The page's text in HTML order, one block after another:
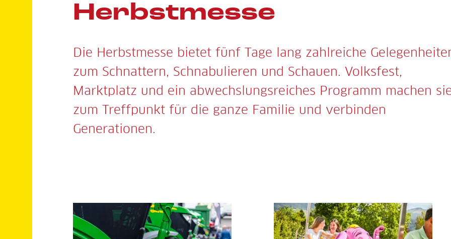
Herbstmesse
Die Herbstmesse bietet fünf Tage lang zahlreiche
zum Schnattern, Schnabulieren und Schauen. Volksfest,
Marktplatz und ein abwechslungsreiches Programm machen
zum Treffpunkt für die ganze Familie und verbinden
Generationen.